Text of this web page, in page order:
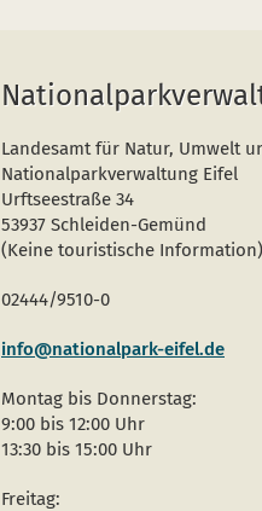
Landesamt für Natur, Umwelt
Nationalparkverwaltung Eifel
Urftseestraße 34
53937 Schleiden-Gemünd
(Keine touristische Information)
02444/9510-0
info@nationalpark-eifel.de
Montag bis Donnerstag:
9:00 bis 12:00 Uhr
13:30 bis 15:00 Uhr
Freitag: